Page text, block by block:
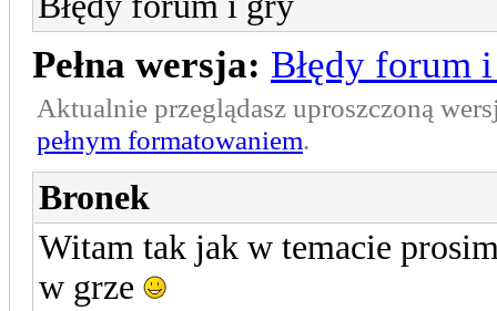
Pełna wersja: Błędy forum
Aktualnie przeglądasz uproszczoną
pełnym formatowaniem.
Bronek
Witam tak jak w temacie
w grze